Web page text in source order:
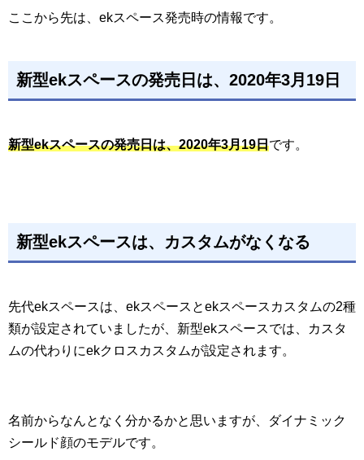
ここから先は、ekスペース発売時の情報です。
新型ekスペースの発売日は、2020年3月19日
新型ekスペースの発売日は、2020年3月19日です。
新型ekスペースは、カスタムがなくなる
先代ekスペースは、ekスペースとekスペースカスタムの2種
類が設定されていましたが、新型ekスペースでは、カスタ
ムの代わりにekクロスカスタムが設定されます。
名前からなんとなく分かるかと思いますが、ダイナミック
シールド顔のモデルです。